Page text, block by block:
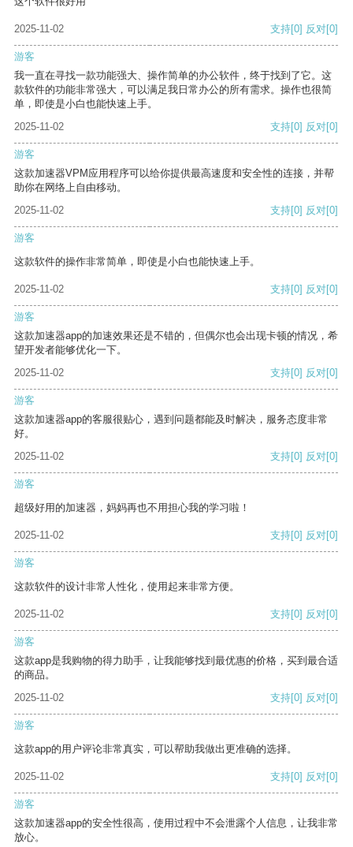
2025-11-02 支持[0] 反对[0]
游客
我一直在寻找一款功能强大、操作简单的办公软件，终于找到了它。这
款软件的功能非常强大，可以满足我日常办公的所有需求。操作也很简
单，即使是小白也能快速上手。
2025-11-02
支持[0] 反对[0]
游客
这款加速器VPM应用程序可以给你提供最高速度和安全性的连接，并帮
助你在网络上自由移动。
2025-11-02
支持[0] 反对[0]
游客
这款软件的操作非常简单，即使是小白也能快速上手。
2025-11-02 支持[0] 反对[0]
游客
这款加速器app的加速效果还是不错的，但偶尔也会出现卡顿的情况，希
望开发者能够优化一下。
2025-11-02
支持[0] 反对[0]
游客
这款加速器app的客服很贴心，遇到问题都能及时解决，服务态度非常
好。
2025-11-02
支持[0] 反对[0]
游客
超级好用的加速器，妈妈再也不用担心我的学习啦！
2025-11-02 支持[0] 反对[0]
游客
这款软件的设计非常人性化，使用起来非常方便。
2025-11-02 支持[0] 反对[0]
游客
这款app是我购物的得力助手，让我能够找到最优惠的价格，买到最合适
的商品。
2025-11-02
支持[0] 反对[0]
游客
这款app的用户评论非常真实，可以帮助我做出更准确的选择。
2025-11-02 支持[0] 反对[0]
游客
这款加速器app的安全性很高，使用过程中不会泄露个人信息，让我非常
放心。